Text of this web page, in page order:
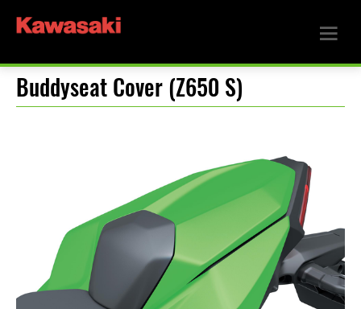
Buddyseat Cover (Z650 S)